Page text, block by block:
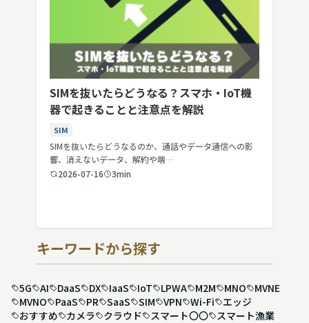
SIMを抜いたらどうなる？スマホ・IoT機
器で起きることと注意点を解説
SIM
SIMを抜いたらどうなるのか、通話やデータ通信への影
響、消えないデータ、解約や端…
2026-07-16
3min
キーワードから探す
5G AI DaaS DX IaaS IoT LPWA M2M MNO
MVNE
MVNO
PaaS PR SaaS SIM VPN Wi-Fi
エッジ
おすすめ
カメラ クラウド スマート〇〇
スマート漁業